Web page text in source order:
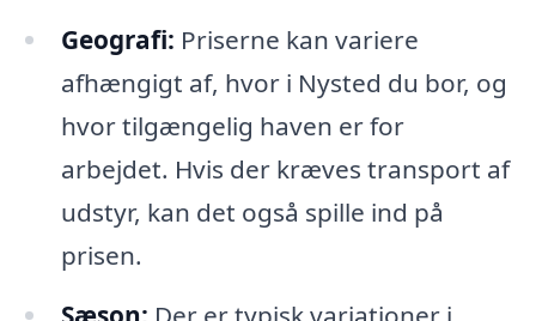
Geografi: Priserne kan variere
afhængigt af, hvor i Nysted du bor, og
hvor tilgængelig haven er for
arbejdet. Hvis der kræves transport af
udstyr, kan det også spille ind på
prisen.